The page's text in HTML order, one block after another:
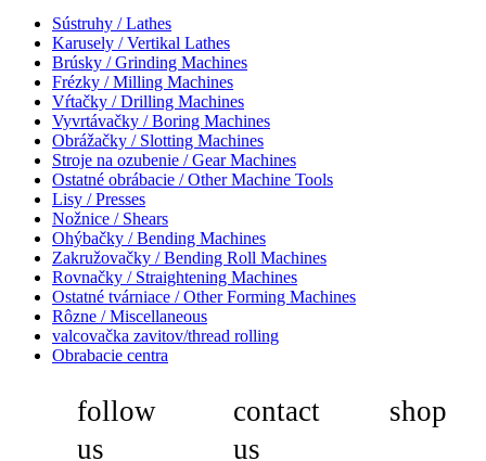
Sústruhy / Lathes
Karusely / Vertikal Lathes
Brúsky / Grinding Machines
Frézky / Milling Machines
Vŕtačky / Drilling Machines
Vyvrtávačky / Boring Machines
Obrážačky / Slotting Machines
Stroje na ozubenie / Gear Machines
Ostatné obrábacie / Other Machine Tools
Lisy / Presses
Nožnice / Shears
Ohýbačky / Bending Machines
Zakružovačky / Bending Roll Machines
Rovnačky / Straightening Machines
Ostatné tvárniace / Other Forming Machines
Rôzne / Miscellaneous
valcovačka zavitov/thread rolling
Obrabacie centra
follow
us
contact
us
shop